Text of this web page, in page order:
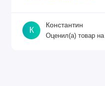
К
Константин
Оценил(а) товар на